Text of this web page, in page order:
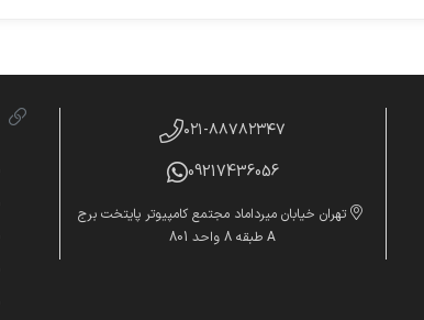
۰۲۱-۸۸۷۸۲۳۴۷
09217436056
تهران خیابان میرداماد مجتمع کامپیوتر پایتخت برج
A طبقه 8 واحد 801